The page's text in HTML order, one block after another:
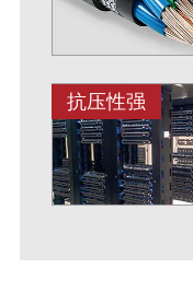
抗压性强